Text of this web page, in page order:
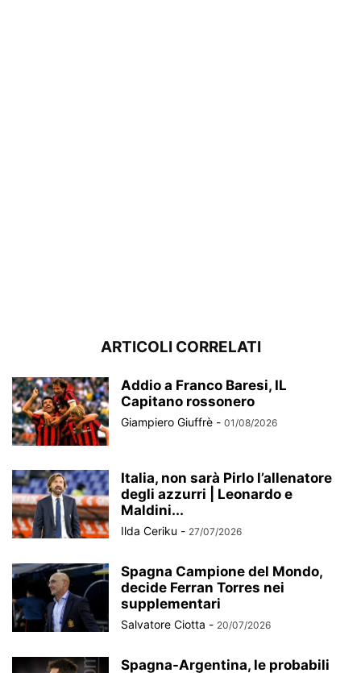
ARTICOLI CORRELATI
Addio a Franco Baresi, IL
Capitano rossonero
Giampiero Giuffrè - 01/08/2026
Italia, non sarà Pirlo l’allenatore
degli azzurri | Leonardo e
Maldini...
Ilda Ceriku - 27/07/2026
Spagna Campione del Mondo,
decide Ferran Torres nei
supplementari
Salvatore Ciotta - 20/07/2026
Spagna-Argentina, le probabili